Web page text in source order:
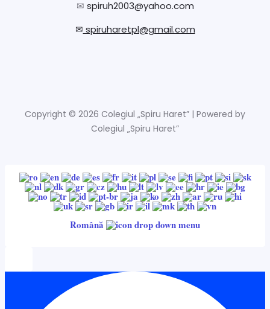
✉ spiruh2003@yahoo.com
✉ spiruharetpl@gmail.com
Copyright © 2026 Colegiul „Spiru Haret” | Powered by
Colegiul „Spiru Haret”
Română